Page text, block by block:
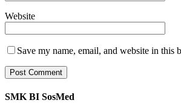
Website
Save my name, email, and website in this
SMK BI SosMed